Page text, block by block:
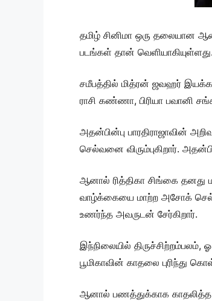
தமிழ் சினிமா ஒரு
படங்கள் தான்
சமீபத்தில் மித்ரன் ஜவஹர்
ராசி கண்ணா, பிரியா பவானி
அதன்பின்பு பாரதிராஜாவின்
செல்வனை விரும்புகிறார்.
ஆனால் ரித்திகா சிங்கை தனது
வாழ்க்கையை மாற்ற அசோக்
உணர்ந்த அவருடன் சேர்கிறார்.
இந்நிலையில் திருச்சிற்றம்பலம்,
பூமிகாவின் காதலை புரிந்து
ஆனால் பணத்துக்காக காதலித்த